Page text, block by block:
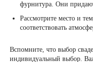
фурнитура. Они
Рассмотрите место и
соответствовать
Вспомните, что выбор
индивидуальный выбор.